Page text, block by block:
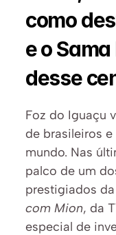
como
e o
desse
Foz do Iguaçu
de brasileiros
mundo. Nas
palco de um
prestigiados
com Mion, da
especial de